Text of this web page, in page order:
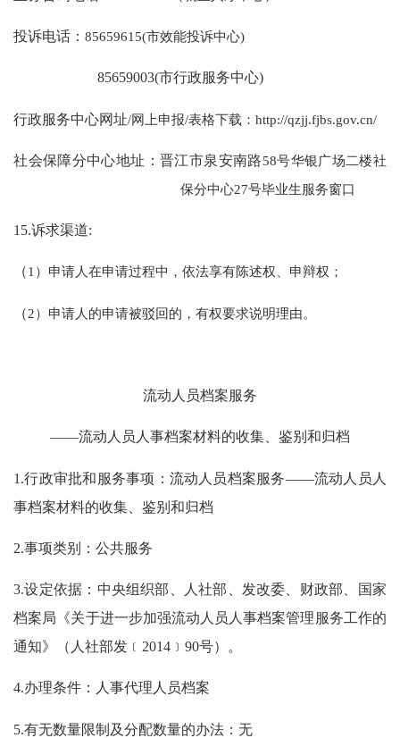
投诉电话：85659615(市效能投诉中心)
85659003(市行政服务中心)
行政服务中心网址/网上申报/表格下载：http://qzjj.fjbs.gov.cn/
社会保障分中心地址：晋江市泉安南路58号华银广场二楼社
保分中心27号毕业生服务窗口
15.诉求渠道:
（1）申请人在申请过程中，依法享有陈述权、申辩权；
（2）申请人的申请被驳回的，有权要求说明理由。
流动人员档案服务
——流动人员人事档案材料的收集、鉴别和归档
1.行政审批和服务事项：流动人员档案服务——流动人员人
事档案材料的收集、鉴别和归档
2.事项类别：公共服务
3.设定依据：中央组织部、人社部、发改委、财政部、国家
档案局《关于进一步加强流动人员人事档案管理服务工作的
通知》（人社部发﹝2014﹞90号）。
4.办理条件：人事代理人员档案
5.有无数量限制及分配数量的办法：无